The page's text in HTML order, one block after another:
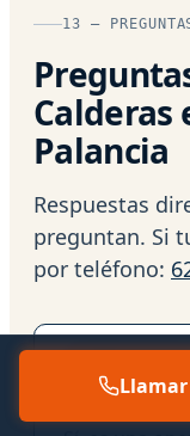
13 —
Calderas
Palancia
Respuestas
preguntan. Si
por teléfono:
¿Puedo
baja? Llamar